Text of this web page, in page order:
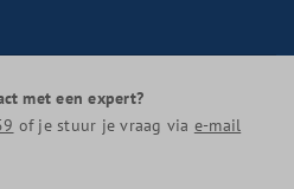
met een expert?
of je stuur je vraag via e-mail